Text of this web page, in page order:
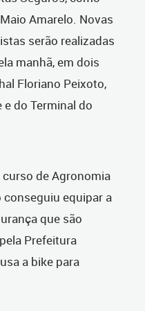
Amarelo. Novas
serão realizadas
manhã, em dois
Floriano Peixoto,
do Terminal do
de Agronomia
equipar a
que são
Prefeitura
a bike para